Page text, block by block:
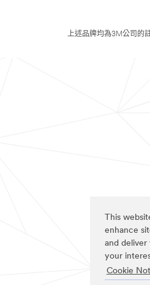
This
enhance
and deliver
your
Cookie
上述品牌均為3M公司的